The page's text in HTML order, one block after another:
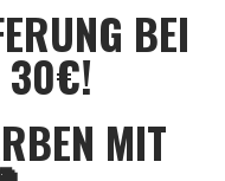
BEI
30€!
MIT